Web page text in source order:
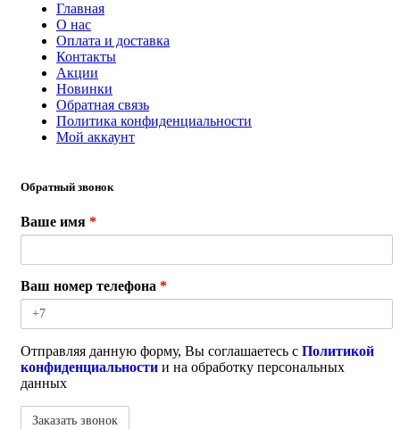
Главная
О нас
Оплата и доставка
Контакты
Акции
Новинки
Обратная связь
Политика конфиденциальности
Мой аккаунт
Обратный звонок
Ваше имя *
Ваш номер телефона *
Отправляя данную форму, Вы соглашаетесь с Политикой
конфиденциальности и на обработку персональных
данных